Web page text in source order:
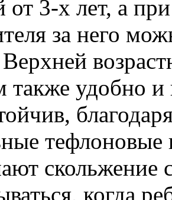
от 3-х лет, а
за него
также удобно
тефлоновые
скольжение
когда